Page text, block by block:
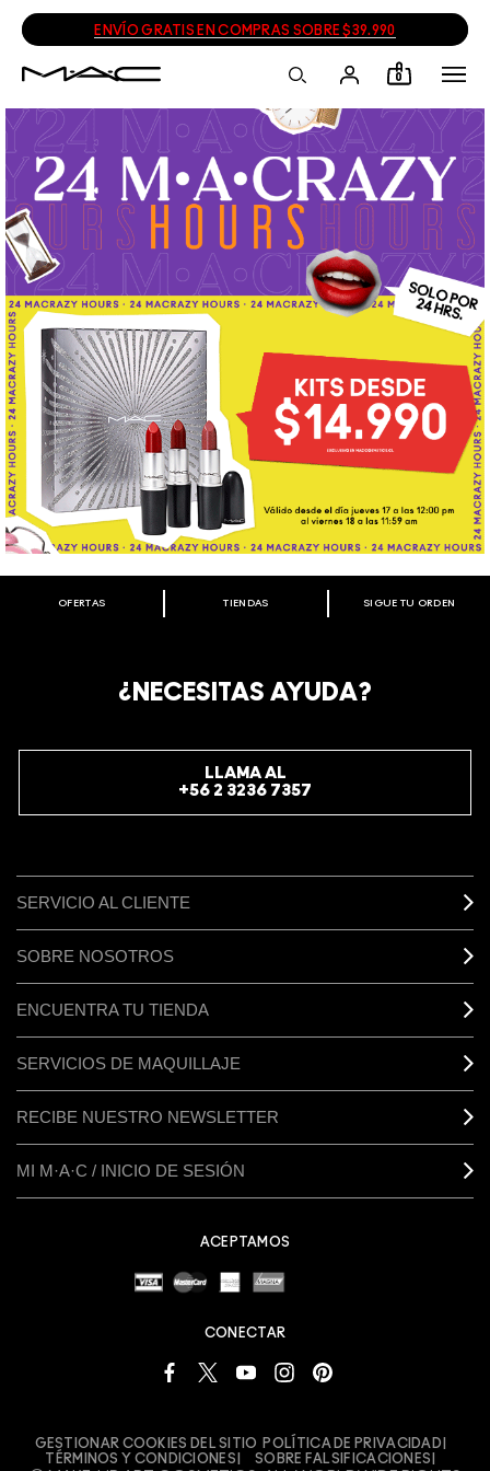
ENVÍO GRATIS EN COMPRAS SOBRE $39.990
0
BIENVENIDO A M·A·C COSMETICS
REGÍSTRATE AHORA PARA RECIBIR INFORMACIÓN
OFERTAS TIENDAS SIGUE TU ORDEN
¿NECESITAS AYUDA?
LLAMA AL
+56 2 3236 7357
SERVICIO AL CLIENTE
SOBRE NOSOTROS
ENCUENTRA TU TIENDA
SERVICIOS DE MAQUILLAJE
RECIBE NUESTRO NEWSLETTER
MI M·A·C / INICIO DE SESIÓN
ACEPTAMOS
CONECTAR
GESTIONAR COOKIES DEL SITIO
POLÍTICA DE PRIVACIDAD
TÉRMINOS Y CONDICIONES
SOBRE FALSIFICACIONES